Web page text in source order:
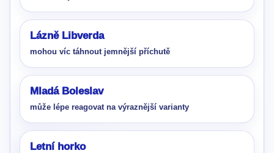
Lázně Libverda
mohou víc táhnout jemnější příchutě
Mladá Boleslav
může lépe reagovat na výraznější varianty
Letní horko